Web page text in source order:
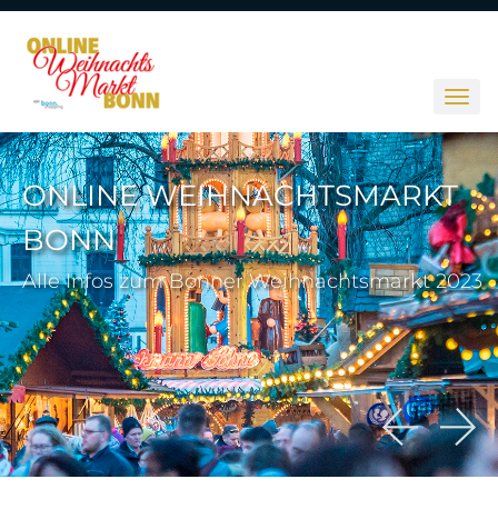
ONLINE WEIHNACHTSMARKT
BONN
Alle Infos zum Bonner Weihnachtsmarkt 2023